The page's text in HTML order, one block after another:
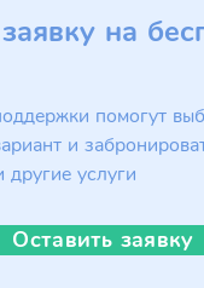
на
помогут
и
услуги
Оставить заявку